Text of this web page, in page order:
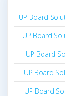
UP Board
UP Board
UP Board
UP Board
UP Board